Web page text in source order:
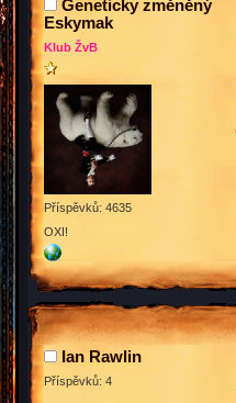
Geneticky změněný
Eskymak
Klub ŽvB
Příspěvků: 4635
OXI!
Ian Rawlin
Příspěvků: 4